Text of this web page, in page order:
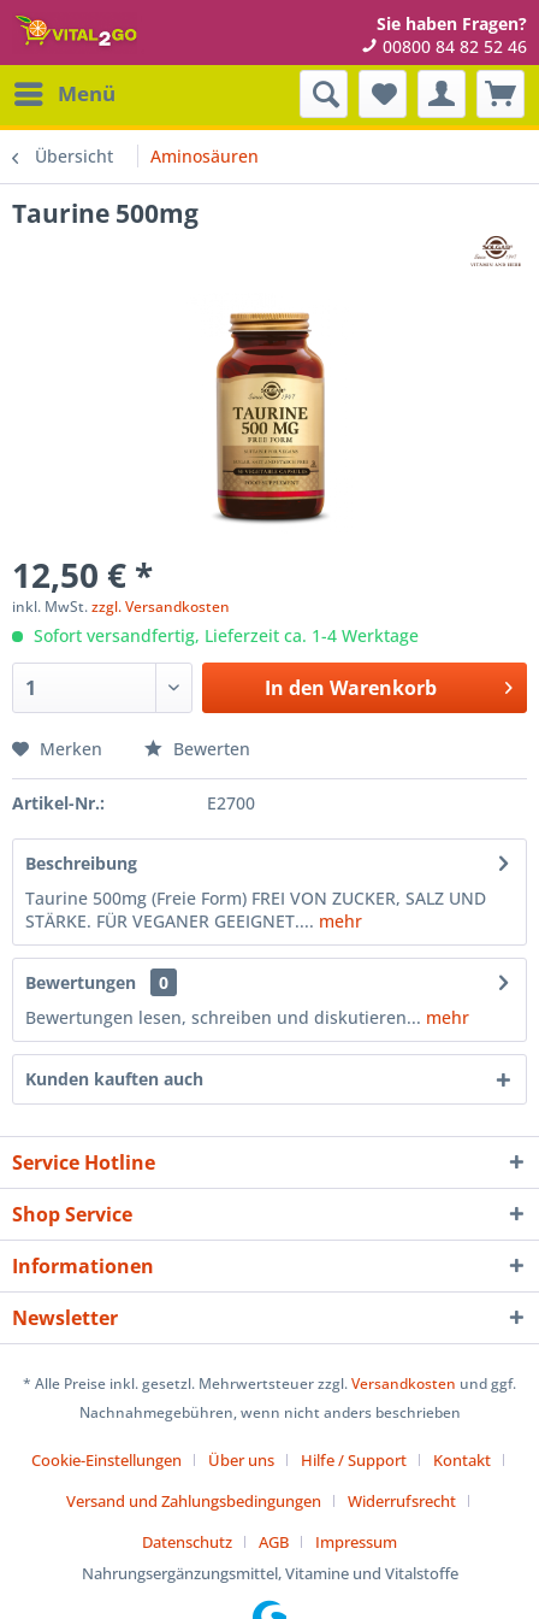
Sie haben Fragen?
00800 84 82 52 46
Menü
Übersicht Aminosäuren
Taurine 500mg
12,50 € *
inkl. MwSt.zzgl. Versandkosten
Sofort versandfertig, Lieferzeit ca. 1-4 Werktage
In den Warenkorb
Merken Bewerten
Artikel-Nr.: E2700
Beschreibung
Taurine 500mg (Freie Form) FREI VON ZUCKER, SALZ UND
STÄRKE. FÜR VEGANER GEEIGNET.... mehr
Bewertungen
0
Bewertungen lesen, schreiben und diskutieren... mehr
Kunden kauften auch
Service Hotline
Shop Service
Informationen
Newsletter
* Alle Preise inkl. gesetzl. Mehrwertsteuer zzgl.Versandkosten und ggf.
Nachnahmegebühren, wenn nicht anders beschrieben
Cookie-Einstellungen Über uns Hilfe / Support
Kontakt
Versand und Zahlungsbedingungen
Widerrufsrecht
Datenschutz
AGB
Impressum
Nahrungsergänzungsmittel, Vitamine und Vitalstoffe